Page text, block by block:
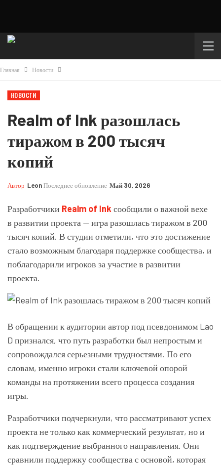
Главная Новости
НОВОСТИ
Realm of Ink разошлась
тиражом в 200 тысяч
копий
Автор LeonПоследнее обновление Май 30, 2026
Разработчики Realm of Ink сообщили о важной вехе
в развитии проекта — игра разошлась тиражом в 200
тысяч копий. В студии отметили, что это достижение
стало возможным благодаря поддержке сообщества, и
поблагодарили игроков за участие в развитии
проекта.
В обращении к аудитории автор под псевдонимом Lao
D признался, что путь разработки был непростым и
сопровождался серьезными трудностями. По его
словам, именно игроки стали ключевой опорой
команды на протяжении всего процесса создания
игры.
Разработчики подчеркнули, что рассматривают успех
проекта не только как коммерческий результат, но и
как подтверждение выбранного направления. Они
сравнили поддержку сообщества с основой, которая